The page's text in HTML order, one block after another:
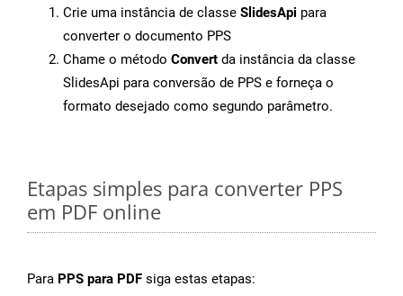
Crie uma instância de classe SlidesApi para
converter o documento PPS
Chame o método Convert da instância da classe
SlidesApi para conversão de PPS e forneça o
formato desejado como segundo parâmetro.
Etapas simples para converter PPS
em PDF online
Para PPS para PDF siga estas etapas: